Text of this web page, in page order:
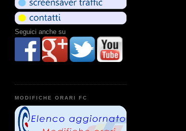
Seguici anche su
MODIFICHE ORARI FC